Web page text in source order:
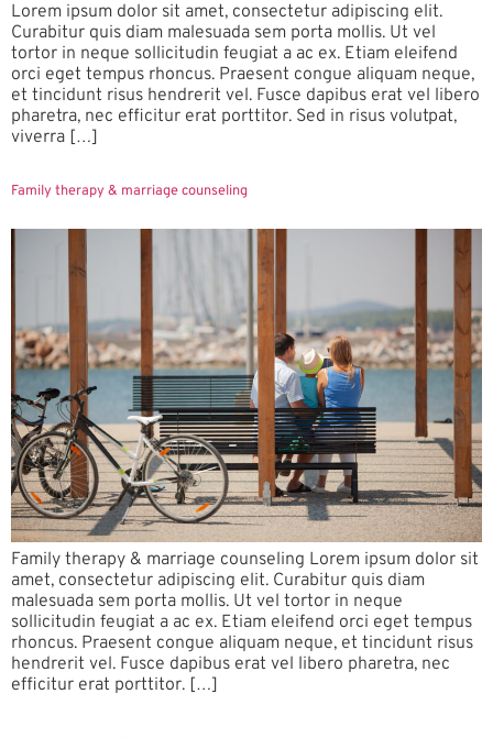
Lorem ipsum dolor sit amet, consectetur adipiscing elit.
Curabitur quis diam malesuada sem porta mollis. Ut vel
tortor in neque sollicitudin feugiat a ac ex. Etiam eleifend
orci eget tempus rhoncus. Praesent congue aliquam neque,
et tincidunt risus hendrerit vel. Fusce dapibus erat vel libero
pharetra, nec efficitur erat porttitor. Sed in risus volutpat,
viverra […]
Family therapy & marriage counseling
Family therapy & marriage counseling Lorem ipsum dolor sit
amet, consectetur adipiscing elit. Curabitur quis diam
malesuada sem porta mollis. Ut vel tortor in neque
sollicitudin feugiat a ac ex. Etiam eleifend orci eget tempus
rhoncus. Praesent congue aliquam neque, et tincidunt risus
hendrerit vel. Fusce dapibus erat vel libero pharetra, nec
efficitur erat porttitor. […]